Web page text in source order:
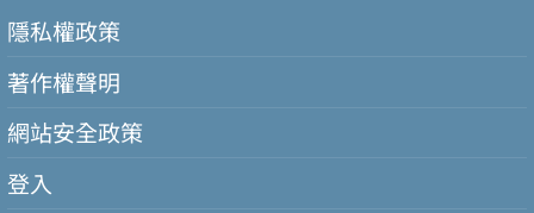
隱私權政策
著作權聲明
網站安全政策
登入